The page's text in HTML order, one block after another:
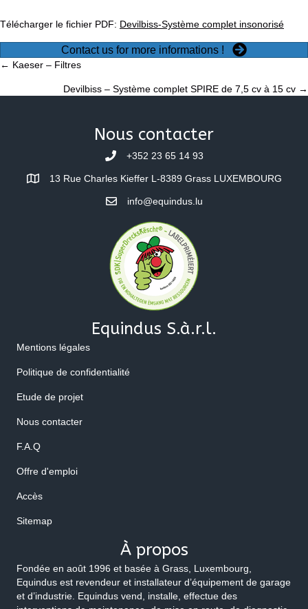
Télécharger le fichier PDF: Devilbiss-Système complet insonorisé
Contact us for more informations !
Posts
navigation
← Kaeser – Filtres
Devilbiss – Système complet SPIRE de 7,5 cv à 15 cv →
Nous contacter
+352 23 65 14 93
13 Rue Charles Kieffer L-8389 Grass LUXEMBOURG
info@equindus.lu
Equindus S.à.r.l.
Mentions légales
Politique de confidentialité
Etude de projet
Nous contacter
F.A.Q
Offre d'emploi
Accès
Sitemap
À propos
Fondée en août 1996 et basée à Grass, Luxembourg,
Equindus est revendeur et installateur d’équipement de garage
et d’industrie. Equindus vend, installe, effectue des